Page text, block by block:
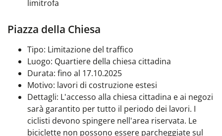
limitrofa
Piazza della Chiesa
Tipo: Limitazione del traffico
Luogo: Quartiere della chiesa cittadina
Durata: fino al 17.10.2025
Motivo: lavori di costruzione estesi
Dettagli: L'accesso alla chiesa cittadina e ai negozi
sarà garantito per tutto il periodo dei lavori. I
ciclisti devono spingere nell'area riservata. Le
biciclette non possono essere parcheggiate sul